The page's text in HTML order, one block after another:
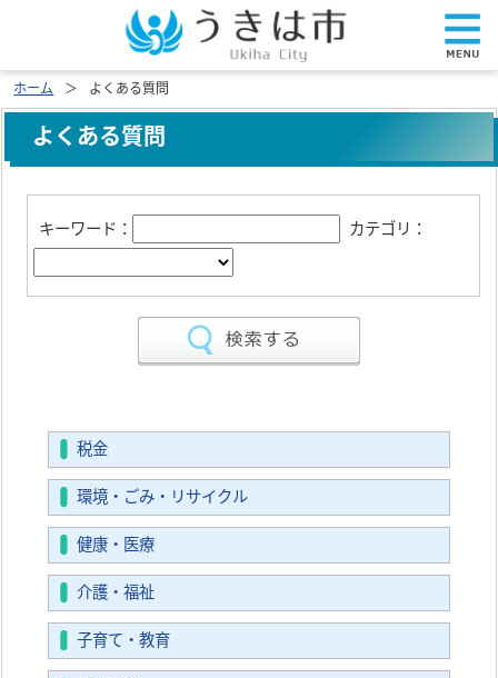
ホーム よくある質問
よくある質問
キーワード： カテゴリ：
税金
環境・ごみ・リサイクル
健康・医療
介護・福祉
子育て・教育